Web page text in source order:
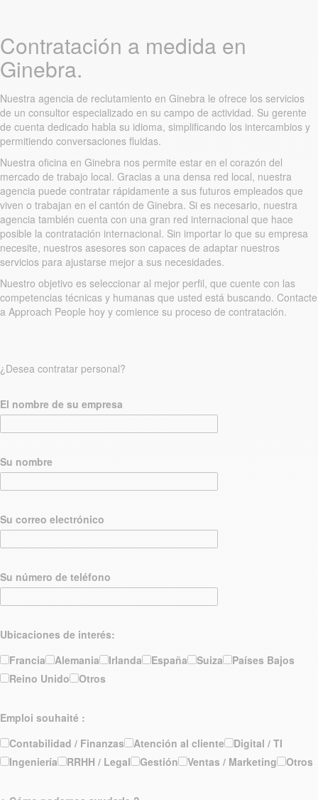
Contratación a medida en
Ginebra.
Nuestra agencia de reclutamiento en Ginebra le ofrece los servicios
de un consultor especializado en su campo de actividad. Su gerente
de cuenta dedicado habla su idioma, simplificando los intercambios y
permitiendo conversaciones fluidas.
Nuestra oficina en Ginebra nos permite estar en el corazón del
mercado de trabajo local. Gracias a una densa red local, nuestra
agencia puede contratar rápidamente a sus futuros empleados que
viven o trabajan en el cantón de Ginebra. Si es necesario, nuestra
agencia también cuenta con una gran red internacional que hace
posible la contratación internacional. Sin importar lo que su empresa
necesite, nuestros asesores son capaces de adaptar nuestros
servicios para ajustarse mejor a sus necesidades.
Nuestro objetivo es seleccionar al mejor perfil, que cuente con las
competencias técnicas y humanas que usted está buscando. Contacte
a Approach People hoy y comience su proceso de contratación.
¿Desea contratar personal?
El nombre de su empresa
Su nombre
Su correo electrónico
Su número de teléfono
Ubicaciones de interés:
Francia
Alemania Irlanda España Suiza
Países Bajos
Reino Unido
Otros
Emploi souhaité :
Contabilidad / Finanzas
Atención al cliente
Digital / TI
Ingeniería
RRHH / Legal Gestión Ventas / Marketing Otros